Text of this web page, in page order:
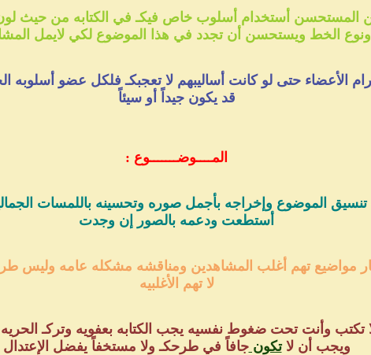
ونوع الخط ويستحسن أن تجدد في هذا الموضوع لكي لايمل
قد يكون جيداً أو سيئاً
المــــوضـــــــوع :
أستطعت ودعمه بالصور إن وجدت
لا تهم الأغلبيه
ويجب أن لاتكونجافاً في طرحكـ ولا مستخفاً يفضل الإعتدال